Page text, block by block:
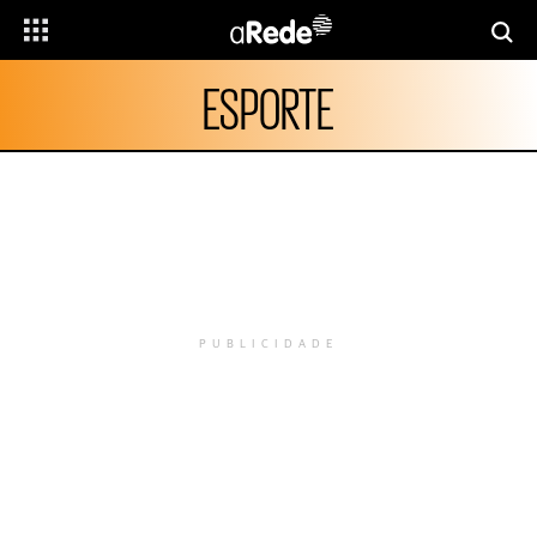
ESPORTE
PUBLICIDADE